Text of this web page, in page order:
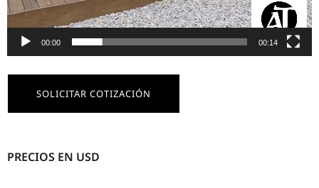
00:00 00:14
SOLICITAR COTIZACIÓN
PRECIOS EN USD